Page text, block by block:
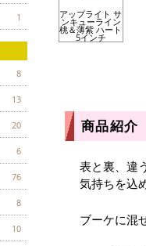
1
8
13
20
6
76
8
10
アップライト サ
ンキューライン
桃＆薄紫 ハート
5インチ
商品紹介
表と裏、違
気持ちを込
ブーケに混